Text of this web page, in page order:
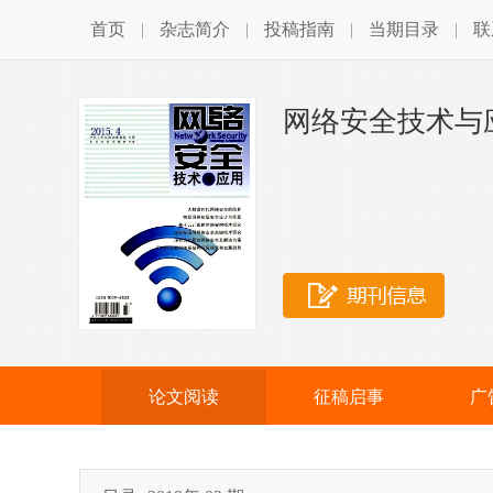
首页 | 杂志简介 | 投稿指南 | 当期目录 |
网络安全技术与
论文阅读 征稿启事 广